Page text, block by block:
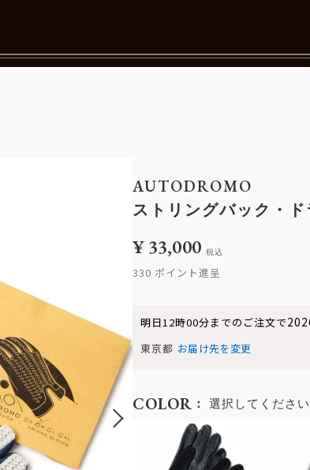
メルマガ購読
AUTODROMO
ストリングバック・
¥33,000 税込
330
明日12時00分までのご注文で
東京都 お届け先を変更
COLOR 選択してください